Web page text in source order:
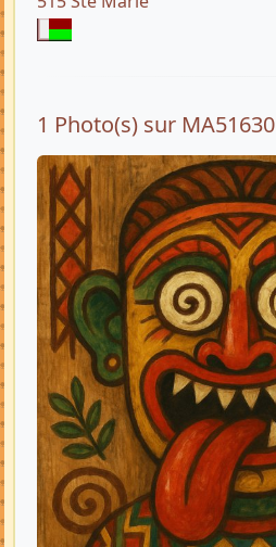
1 Photo(s) sur MA51630